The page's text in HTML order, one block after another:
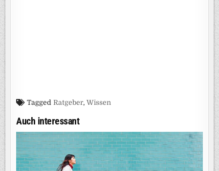
TaggedRatgeber,Wissen
Auch interessant